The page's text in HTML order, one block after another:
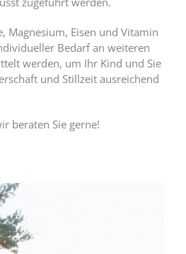
Magnesium, Eisen und Vitamin
Bedarf an weiteren
werden, um Ihr Kind und Sie
und Stillzeit ausreichend
beraten Sie gerne!